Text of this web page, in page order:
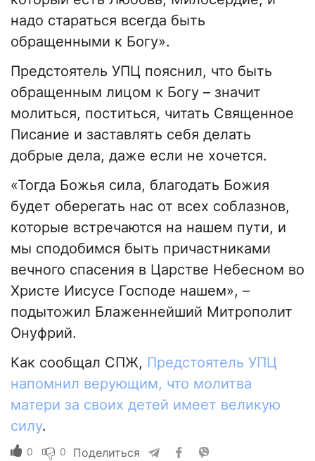
надо стараться всегда быть
обращенными к Богу».
Предстоятель УПЦ пояснил, что быть
обращенным лицом к Богу – значит
молиться, поститься, читать Священное
Писание и заставлять себя делать
добрые дела, даже если не хочется.
«Тогда Божья сила, благодать Божия
будет оберегать нас от всех соблазнов,
которые встречаются на нашем пути, и
мы сподобимся быть причастниками
вечного спасения в Царстве Небесном во
Христе Иисусе Господе нашем», –
подытожил Блаженнейший Митрополит
Онуфрий.
Как сообщал СПЖ, Предстоятель УПЦ
напомнил верующим, что молитва
матери за своих детей имеет великую
силу.
0 0 Поделиться